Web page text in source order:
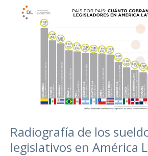
Radiografía de los
legislativos en América
DE
SUELDOS
LEGISLATIVOS
AMÉRICA
LATINA